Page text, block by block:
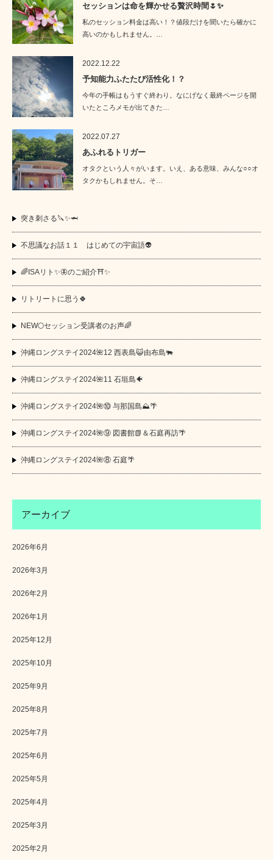
セッションは命を輝かせる贅沢時間🌷✨
私のセッション料金は高い！？値段だけを聞いたら確かに
高いのかもしれません。…
2022.12.22
予知能力ふたたび活性化！？
今年の手帳はもうすぐ終わり。なにげなく最終ページを開
いたところメモが出てきた…
2022.07.27
あふれるトリガー
オタクという人々がいます。いえ、ある意味、みんな○○オ
タクかもしれません。そ…
突き刺さる🔪✨🦈
不思議なお話１１ はじめての宇宙語👽
🌈ISAリト✨🦋のご紹介⛩️✨
リトリートに思う🍀
NEW🌕セッション受講者のお声🌈
沖縄ロングステイ2024🌺12 西表島😺由布島🐃
沖縄ロングステイ2024🌺11 石垣島🐠
沖縄ロングステイ2024🌺⑩ 与那国島⛰️🌴
沖縄ロングステイ2024🌺⑨ 図書館📗＆石庭再訪🌴
沖縄ロングステイ2024🌺⑧ 石庭🌴
アーカイブ
2026年6月
2026年3月
2026年2月
2026年1月
2025年12月
2025年10月
2025年9月
2025年8月
2025年7月
2025年6月
2025年5月
2025年4月
2025年3月
2025年2月